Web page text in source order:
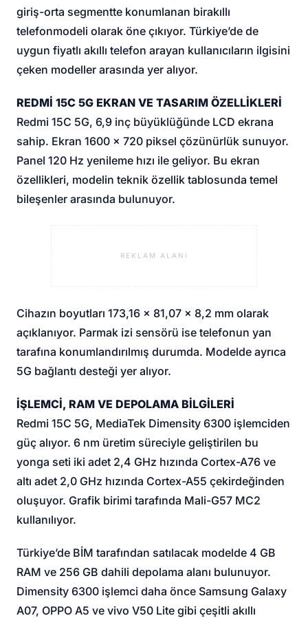
giriş-orta segmentte konumlanan birakıllı
telefonmodeli olarak öne çıkıyor. Türkiye’de de
uygun fiyatlı akıllı telefon arayan kullanıcıların ilgisini
çeken modeller arasında yer alıyor.
REDMİ 15C 5G EKRAN VE TASARIM ÖZELLİKLERİ
Redmi 15C 5G, 6,9 inç büyüklüğünde LCD ekrana
sahip. Ekran 1600 x 720 piksel çözünürlük sunuyor.
Panel 120 Hz yenileme hızı ile geliyor. Bu ekran
özellikleri, modelin teknik özellik tablosunda temel
bileşenler arasında bulunuyor.
REKLAM ALANI
Cihazın boyutları 173,16 x 81,07 x 8,2 mm olarak
açıklanıyor. Parmak izi sensörü ise telefonun yan
tarafına konumlandırılmış durumda. Modelde ayrıca
5G bağlantı desteği yer alıyor.
İŞLEMCİ, RAM VE DEPOLAMA BİLGİLERİ
Redmi 15C 5G, MediaTek Dimensity 6300 işlemciden
güç alıyor. 6 nm üretim süreciyle geliştirilen bu
yonga seti iki adet 2,4 GHz hızında Cortex-A76 ve
altı adet 2,0 GHz hızında Cortex-A55 çekirdeğinden
oluşuyor. Grafik birimi tarafında Mali-G57 MC2
kullanılıyor.
Türkiye’de BİM tarafından satılacak modelde 4 GB
RAM ve 256 GB dahili depolama alanı bulunuyor.
Dimensity 6300 işlemci daha önce Samsung Galaxy
A07, OPPO A5 ve vivo V50 Lite gibi çeşitli akıllı